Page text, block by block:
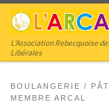
Skip to content
L’Association Rebecquoise
Libérales
BOULANGERIE /
MEMBRE ARCAL